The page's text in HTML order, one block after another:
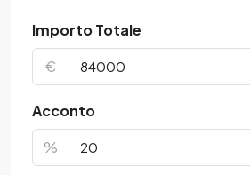
Importo Totale
€
Acconto
%